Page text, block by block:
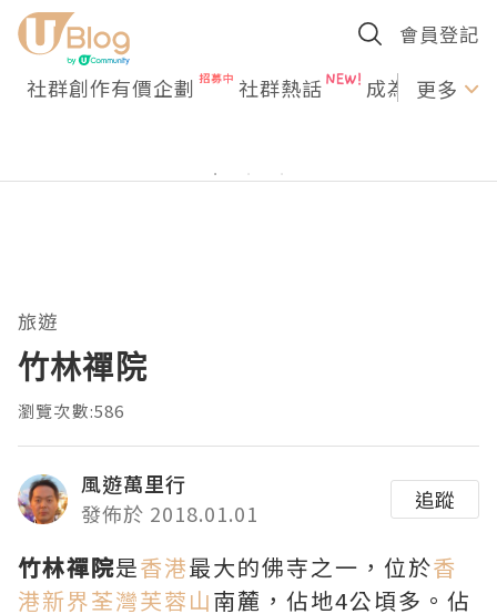
會員登記
社群創作有價企劃 社群熱話 成為U更多
旅遊
竹林禪院
瀏覽次數:586
風遊萬里行
發佈於 2018.01.01
追蹤
竹林禪院是香港最大的佛寺之一，位於香
港新界荃灣芙蓉山南麓，佔地4公頃多。佔